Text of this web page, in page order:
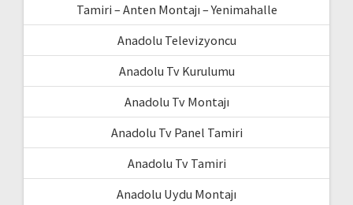
Tamiri – Anten Montajı – Yenimahalle
Anadolu Televizyoncu
Anadolu Tv Kurulumu
Anadolu Tv Montajı
Anadolu Tv Panel Tamiri
Anadolu Tv Tamiri
Anadolu Uydu Montajı